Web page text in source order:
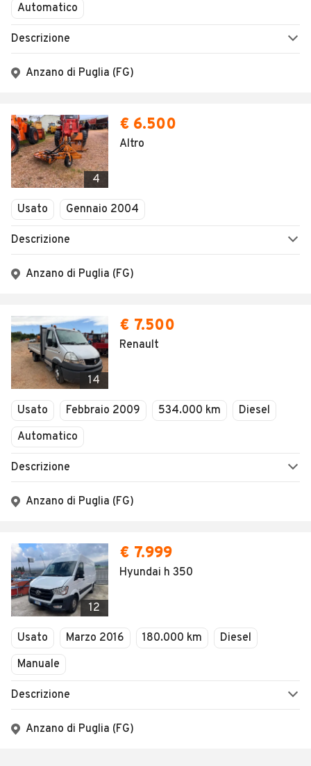
Automatico
Descrizione
Anzano di Puglia (FG)
4
€ 6.500
Altro
Usato Gennaio 2004
Descrizione
Anzano di Puglia (FG)
14
€ 7.500
Renault
Usato Febbraio 2009 534.000 km
Diesel
Automatico
Descrizione
Anzano di Puglia (FG)
12
€ 7.999
Hyundai h 350
Usato Marzo 2016 180.000 km
Diesel
Manuale
Descrizione
Anzano di Puglia (FG)